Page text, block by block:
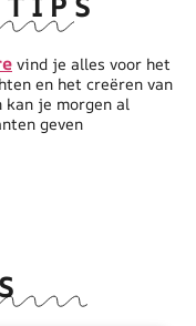
vind je alles voor het
en het creëren van
kan je morgen al
geven